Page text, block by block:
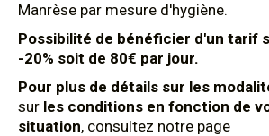
Manrèse par mesure d'hygiène.
Possibilité de bénéficier d'un tarif
-20% soit de 80€ par jour.
Pour plus de détails sur les
sur les conditions en fonction de
situation, consultez notre page